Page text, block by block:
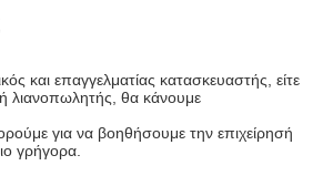
και επαγγελματίας κατασκευαστής, είτε
λιανοπωλητής, θα κάνουμε
για να βοηθήσουμε την επιχείρησή
γρήγορα.